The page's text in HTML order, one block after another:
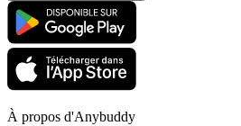
À propos d'Anybuddy